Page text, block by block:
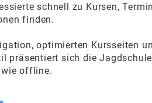
schnell zu Kursen,
finden.
optimierten Kursseiten
präsentiert sich die
offline.